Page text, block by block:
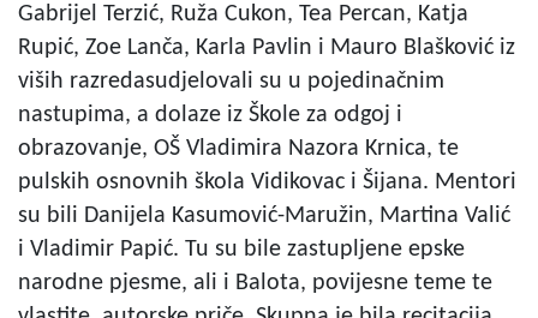
Gabrijel Terzić, Ruža Cukon, Tea Percan, Katja
Rupić, Zoe Lanča, Karla Pavlin i Mauro Blašković iz
viših razredasudjelovali su u pojedinačnim
nastupima, a dolaze iz Škole za odgoj i
obrazovanje, OŠ Vladimira Nazora Krnica, te
pulskih osnovnih škola Vidikovac i Šijana. Mentori
su bili Danijela Kasumović-Maružin, Martina Valić
i Vladimir Papić. Tu su bile zastupljene epske
narodne pjesme, ali i Balota, povijesne teme te